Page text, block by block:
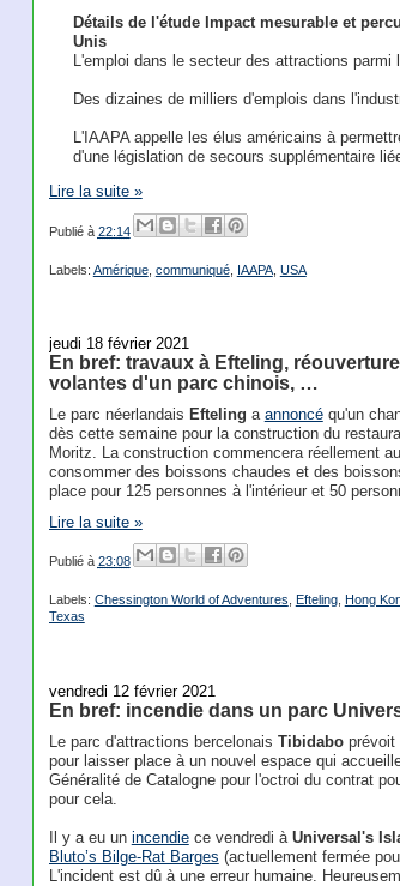
Détails de l'étude Impact mesurable et
Unis
L'emploi dans le secteur des attractions
Des dizaines de milliers d'emplois dans
L'IAAPA appelle les élus américains à
d'une législation de secours supplémentaire
Lire la suite »
Publié à 22:14
Labels: Amérique, communiqué, IAAPA, USA
jeudi 18 février 2021
En bref: travaux à Efteling,
volantes d'un parc chinois, …
Le parc néerlandais Efteling a annoncéqu'un
dès cette semaine pour la construction du
Moritz. La construction commencera réellement
consommer des boissons chaudes et des
place pour 125 personnes à l'intérieur et 50
Lire la suite »
Publié à 23:08
Labels: Chessington World of Adventures Efteling, Hong
Texas
vendredi 12 février 2021
En bref: incendie dans un parc
Le parc d'attractions bercelonais Tibidaboprévoit
pour laisser place à un nouvel espace qui
Généralité de Catalogne pour l'octroi du contrat
pour cela.
Il y a eu un incendiece vendredi à Universal's
Bluto’s Bilge-Rat Barges (actuellement fermée
L'incident est dû à une erreur humaine.